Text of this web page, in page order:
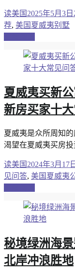
读美国 2025年5月3日
荐, 美国夏威夷别墅
夏威夷买新
新房买家十
夏威夷是众所周知
渴望在夏威夷买房
读美国 2024年3月17日
见问答, 美国夏威夷
秘境绿洲海
北岸冲浪胜地